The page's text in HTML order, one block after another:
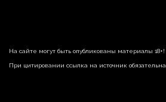
На сайте могут быть опубликованы материалы 18+!
При цитировании ссылка на источник обязательна.